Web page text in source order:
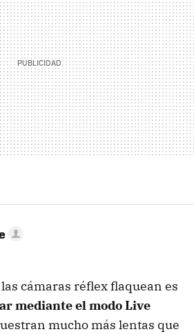
cámaras réflex flaquean es
mediante el modo Live
mucho más lentas que